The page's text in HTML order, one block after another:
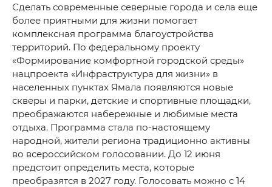
Сделать современные северные города и села еще
более приятными для жизни помогает
комплексная программа благоустройства
территорий. По федеральному проекту
«Формирование комфортной городской среды»
нацпроекта «Инфраструктура для жизни» в
населенных пунктах Ямала появляются новые
скверы и парки, детские и спортивные площадки,
преображаются набережные и любимые места
отдыха. Программа стала по-настоящему
народной, жители региона традиционно активны
во всероссийском голосовании. До 12 июня
предстоит определить места, которые
преобразятся в 2027 году. Голосовать можно с 14